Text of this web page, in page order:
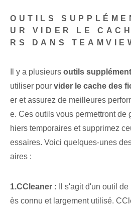
OUTILS
UR VIDER LE
RS DANS
Il y a plusieurs outils
utiliser pour vider le cache des
er et assurez de meilleures
e. Ces outils vous permettront de
hiers temporaires et supprimez
essaires. Voici quelques-unes
aires :
1.CCleaner : Il s'agit d'un outil
ès connu et largement utilisé.